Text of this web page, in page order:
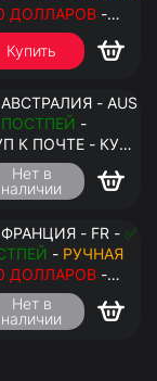
ДОЛЛАРОВ -
-
Купить
АВСТРАЛИЯ - AUS
-
К ПОЧТЕ - КУКИ
Нет в
наличии
ФРАНЦИЯ - FR - ✅
- РУЧНАЯ
ДОЛЛАРОВ -
-
Нет в
наличии